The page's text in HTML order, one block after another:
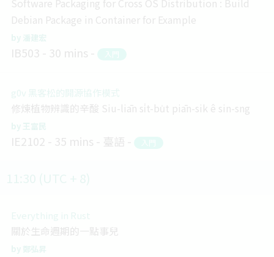
Debian Package in Container for Example
潘建宏
IB503 30 mins 入門
g0v 黑客松的開源協作模式
修煉植物辨識的辛酸 Siu-liān si̍t-bu̍t piān-sik ê sin-sng
王富民
IE2102 35 mins 臺語 入門
Everything in Rust
關於生命週期的一點事兒
鄭弘昇